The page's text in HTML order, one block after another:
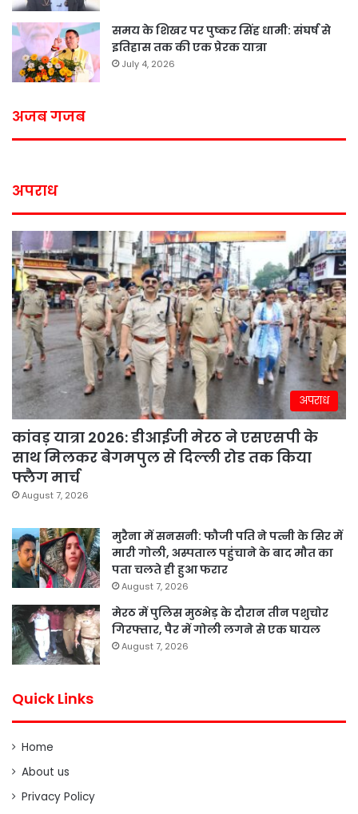
समय के शिखर पर पुष्कर सिंह धामी: संघर्ष से
इतिहास तक की एक प्रेरक यात्रा
July 4, 2026
अजब गजब
अपराध
अपराध
कांवड़ यात्रा 2026: डीआईजी मेरठ ने एसएसपी के
साथ मिलकर बेगमपुल से दिल्ली रोड तक किया
फ्लैग मार्च
August 7, 2026
मुरैना में सनसनी: फौजी पति ने पत्नी के सिर में
मारी गोली, अस्पताल पहुंचाने के बाद मौत का
पता चलते ही हुआ फरार
August 7, 2026
मेरठ में पुलिस मुठभेड़ के दौरान तीन पशुचोर
गिरफ्तार, पैर में गोली लगने से एक घायल
August 7, 2026
Quick Links
Home
About us
Privacy Policy